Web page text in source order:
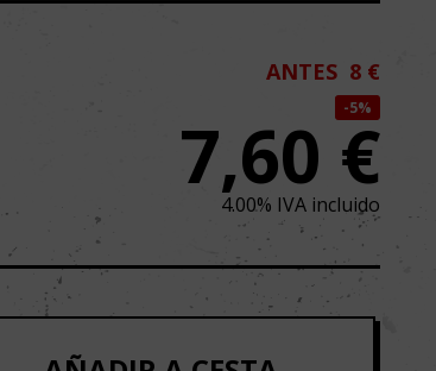
ANTES 8 €
5%
7,60 €
4.00% IVA incluido